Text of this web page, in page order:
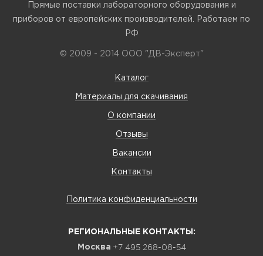
Прямые поставки лабораторного оборудования и
приборов от европейских производителей. Работаем по
РФ
© 2009 - 2014 ООО "ДВ-Эксперт"
Каталог
Материалы для скачивания
О компании
Отзывы
Вакансии
Контакты
Политика конфиденциальности
РЕГИОНАЛЬНЫЕ КОНТАКТЫ:
Москва +7 495 268-08-54